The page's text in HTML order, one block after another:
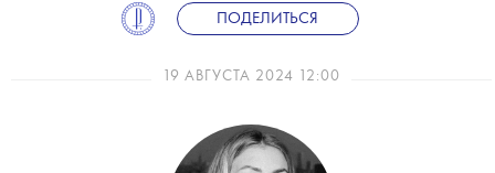
ПОДЕЛИТЬСЯ
19 АВГУСТА 2024 12:00